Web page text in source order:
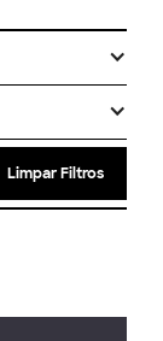
Limpar Filtros